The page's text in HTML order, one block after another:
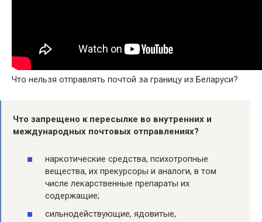
Что нельзя отправлять почтой за границу из Беларуси?
Что запрещено к пересылке во внутренних и
международных почтовых отправлениях?
наркотические средства, психотропные
вещества, их прекурсоры и аналоги, в том
числе лекарственные препараты их
содержащие;
сильнодействующие, ядовитые,